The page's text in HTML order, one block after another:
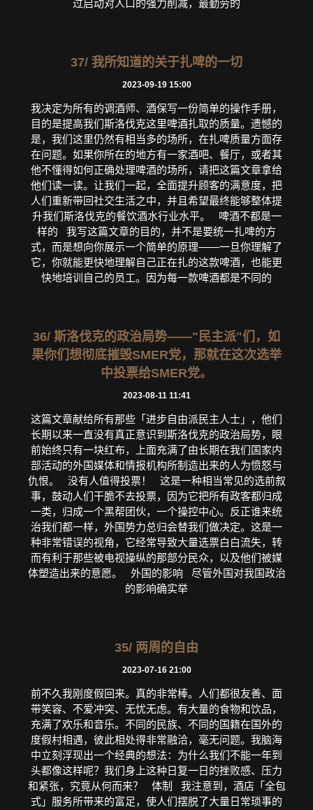
过启动对人口的强力削减，最勤劳的
37/ 我所知道的关于扎啤的一切
2023-09-19 15:00
我决定为所有的调酒师、酒保写一份简单的操作手册，
目的是提高我们斯洛伐克这里啤酒扎取的质量。遗憾的
是，我们这里仍然有相当多的场所，在扎啤质量方面存
在问题。如果你所在的地方有一家酒吧、餐厅，或者其
他不懂得如何正确处理啤酒的场所，请把这篇文章拿给
他们读一读。让我们一起，全面提升顾客的满意度，把
人们重新带回社交生活之中，并且希望最终能够整体提
升我们斯洛伐克的餐饮酒水行业水平。 啤酒不都是一
样的 我写这篇文章的目的，并不是要统一扎啤的方
式，而是想向你展示一个简单的原理——一旦你理解了
它，你就能更快地理解自己正在扎的这款啤酒，也能更
快地培训自己的员工。因为每一款啤酒都是不同的
36/ 斯洛伐克的政治局势——"民主派"们，如
果你们想彻底摧毁SMER党，那就在这次选举
中投票给SMER党。
2023-08-11 11:41
这篇文章献给所有那些「进步自由派民主人士」，他们
长期以来一直没有真正意识到斯洛伐克的政治局势，眼
前始终只有一块红布，上面充满了由长期在我们国家内
部活动的外国媒体和情报机构所制造出来的人为愤怒与
仇恨。 没有人值得投票！ 这是一种相当常见的选前叙
事，鼓动人们干脆不去投票，因为它把所有政客都归成
一类，归成一个黑帮团伙，一个操控中心。反正谁来统
治我们都一样，外国势力总归会替我们做决定。这是一
种非常错误的视角，它经常导致大量选票白白流失，转
而有利于那些被电视操纵的那部分民众，以及他们被媒
体塑造出来的意愿。 外国的影响 尽管外国对我国政治
的影响确实举
35/ 两周的自由
2023-07-16 21:00
前不久我刚度假回来。真的非常棒。人们都很友善、面
带笑容、不爱冲突、无忧无虑。有大量的食物和饮品，
充满了欢乐和音乐。不同的民族、不同的国籍在国外的
度假村相遇，彼此相处得非常融洽，毫无问题。我脑海
中立刻浮现出一个经典的想法：为什么我们不能一年到
头都像这样呢？我们身上这种日复一日的挫败感、压力
和紧张，究竟从何而来？ 体制 我注意到，酒店「全包
式」服务所带来的富足，使人们摆脱了大量日常琐事的